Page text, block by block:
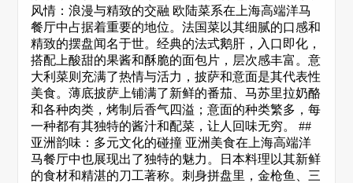
风情：浪漫与精致的交融 欧陆菜系在上海高端洋马
餐厅中占据着重要的地位。法国菜以其细腻的口感和
精致的摆盘闻名于世。经典的法式鹅肝，入口即化，
搭配上酸甜的果酱和酥脆的面包片，层次感丰富。意
大利菜则充满了热情与活力，披萨和意面是其代表性
美食。薄底披萨上铺满了新鲜的番茄、马苏里拉奶酪
和各种肉类，烤制后香气四溢；意面的种类繁多，每
一种都有其独特的酱汁和配菜，让人回味无穷。 ##
亚洲韵味：多元文化的碰撞 亚洲美食在上海高端洋
马餐厅中也展现出了独特的魅力。日本料理以其新鲜
的食材和精湛的刀工著称。刺身拼盘里，金枪鱼、三